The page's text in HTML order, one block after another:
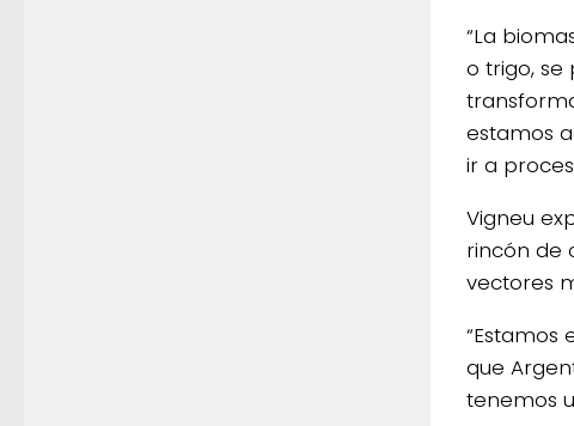
“La
o trigo,
estamos
ir a
Vigneu
rincón de
vectores
que
tenemos